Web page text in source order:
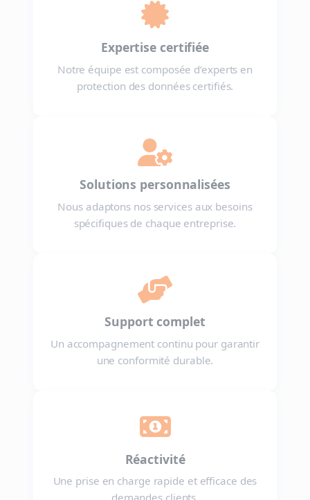

Expertise certifiée
Notre équipe est composée d’experts en
protection des données certifiés.

Solutions personnalisées
Nous adaptons nos services aux besoins
spécifiques de chaque entreprise.

Support complet
Un accompagnement continu pour garantir
une conformité durable.

Réactivité
Une prise en charge rapide et efficace des